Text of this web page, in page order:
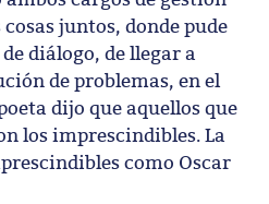
juntos, donde pude
diálogo, de llegar a
de problemas, en el
dijo que aquellos que
los imprescindibles. La
como Oscar